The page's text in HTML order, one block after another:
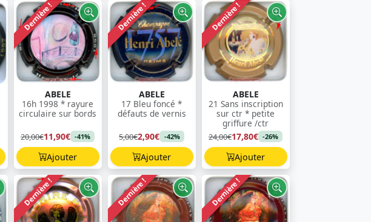
Dernière !
ABELE
16h 1998 * rayure
circulaire sur bords
20,00€11,90€ -41%
Ajouter
Dernière !
ABELE
17 Bleu foncé *
défauts de vernis
5,00€2,90€ -42%
Ajouter
Dernière !
ABELE
21 Sans inscription
sur ctr * petite
griffure /ctr
24,00€17,80€ -26%
Ajouter
Dernière ! Dernière ! Dernière !